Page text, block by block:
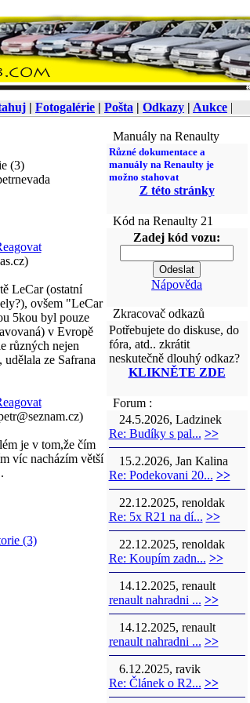
| Fotogalérie | Pošta | Odkazy | Aukce |
(3)
LeCar (ostatní
ovšem "LeCar
5kou byl pouze
v Evropě
různých nejen
ze Safrana
je v tom,že čím
víc nacházím větší
(3)
Manuály na Renaulty
Různé dokumentace a
manuály na Renaulty je
možno stahovat
Z této stránky
Kód na Renaulty 21
Zadej kód vozu:
Nápověda
Zkracovač odkazů
Potřebujete do diskuse, do
fóra, atd.. zkrátit
neskutečně dlouhý odkaz?
KLIKNĚTE ZDE
Forum :
24.5.2026, Ladzinek
Re: Budíky s pal... >>
15.2.2026, Jan Kalina
Re: Podekovani 20... >>
22.12.2025, renoldak
Re: 5x R21 na dí... >>
22.12.2025, renoldak
Re: Koupím zadn... >>
14.12.2025, renault
renault nahradni ... >>
14.12.2025, renault
renault nahradni ... >>
6.12.2025, ravik
Re: Článek o R2... >>